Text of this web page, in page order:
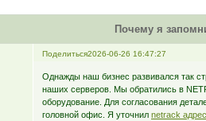
Почему я
Поделиться2026-06-26 16:47:27
Однажды наш бизнес развивался так
наших серверов. Мы обратились в
оборудование. Для согласования
головной офис. Я уточнилnetrack